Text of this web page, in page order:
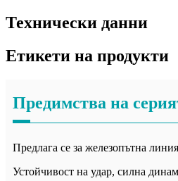
Технически данни
Етикети на продукти
Предимства на
Предлага се за железопътна
Устойчивост на удар, силна